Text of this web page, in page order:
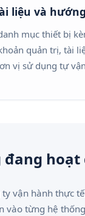
liệu và
mục thiết bị
quản trị, tài
vị sử dụng tự
đang hoạt
vận hành thực
vào từng hệ